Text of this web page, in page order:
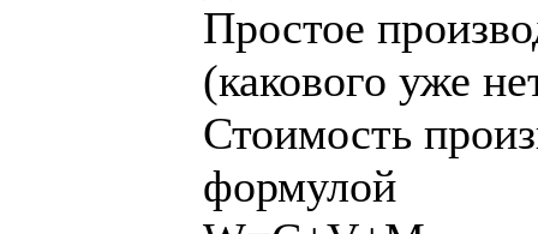
Простое
(какового уже
Стоимость
формулой